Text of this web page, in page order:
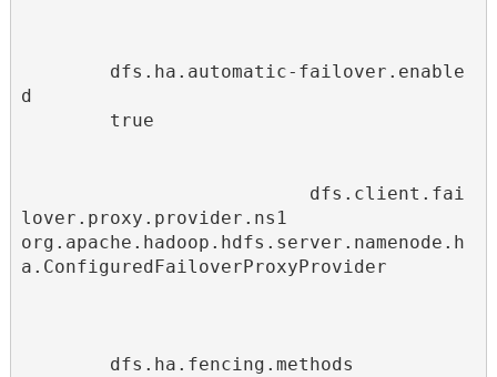
dfs.ha.automatic-failover.enable
d
true
dfs.client.fai
lover.proxy.provider.ns1
org.apache.hadoop.hdfs.server.namenode.h
a.ConfiguredFailoverProxyProvider
dfs.ha.fencing.methods